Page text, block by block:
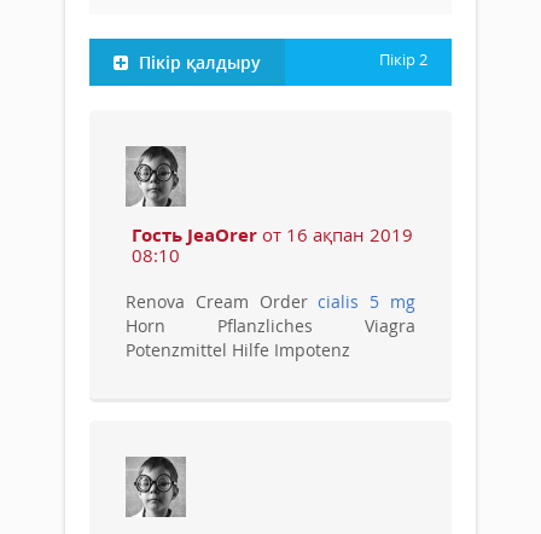
Пікір қалдыру Пікір2
Гость JeaOrer от 16 ақпан 2019
08:10
Renova Cream Ordercialis 5 mg
Horn Pflanzliches Viagra
Potenzmittel Hilfe Impotenz